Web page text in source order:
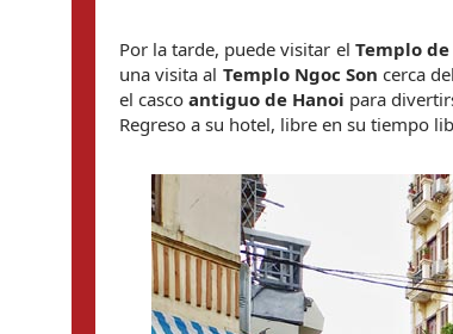
Por la tarde, puede visitar el Templo
una visita al Templo Ngoc Son cerca
el casco antiguo de Hanoi para
Regreso a su hotel, libre en su tiempo